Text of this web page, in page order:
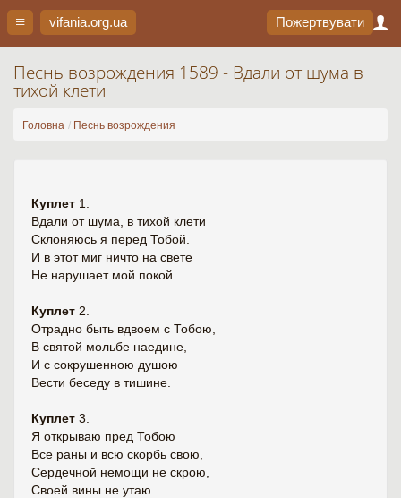
vifania.org.ua Пожертвувати
Песнь возрождения 1589 - Вдали от шума в
тихой клети
Головна Песнь возрождения
Куплет 1.
Вдали от шума, в тихой клети
Склоняюсь я перед Тобой.
И в этот миг ничто на свете
Не нарушает мой покой.
Куплет 2.
Отрадно быть вдвоем с Тобою,
В святой мольбе наедине,
И с сокрушенною душою
Вести беседу в тишине.
Куплет 3.
Я открываю пред Тобою
Все раны и всю скорбь свою,
Сердечной немощи не скрою,
Своей вины не утаю.